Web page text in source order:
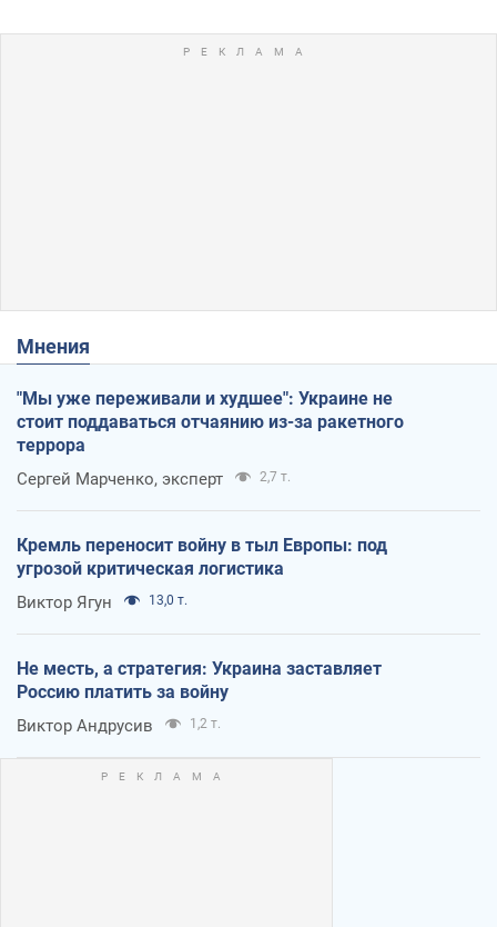
Мнения
"Мы уже переживали и худшее": Украине не
стоит поддаваться отчаянию из-за ракетного
террора
Сергей Марченко, эксперт 2,7 т.
Кремль переносит войну в тыл Европы: под
угрозой критическая логистика
Виктор Ягун 13,0 т.
Не месть, а стратегия: Украина заставляет
Россию платить за войну
Виктор Андрусив 1,2 т.